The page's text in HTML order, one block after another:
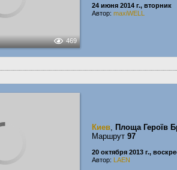
469
24 июня 2014 г., вторник
Автор: maxiWELL
Киев, Площа Героїв
Маршрут 97
20 октября 2013 г.,
Автор: LAEN